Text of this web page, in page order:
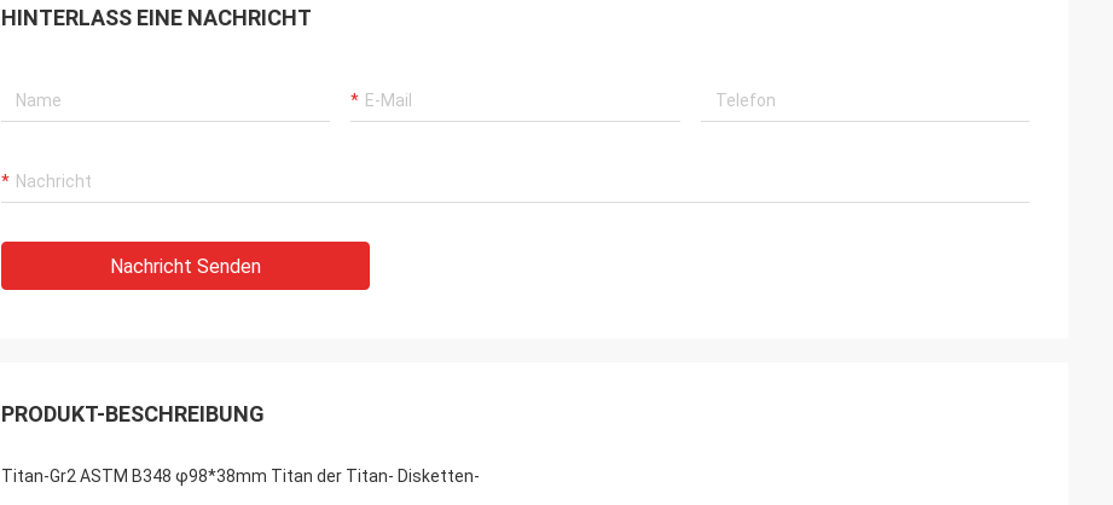
HINTERLASS EINE NACHRICHT
Nachricht Senden
PRODUKT-BESCHREIBUNG
Titan-Gr2 ASTM B348 φ98*38mm Titan der Titan- Disketten-